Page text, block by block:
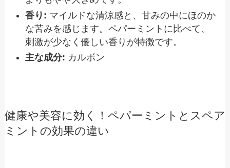
香り: マイルドな清涼感と、甘みの中にほのか
な苦みを感じます。ペパーミントに比べて、
刺激が少なく優しい香りが特徴です。
主な成分: カルボン
健康や美容に効く！ペパーミントとスペア
ミントの効果の違い